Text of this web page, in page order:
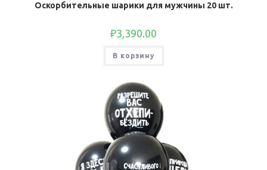
Оскорбительные шарики для мужчины 20 шт.
₽3,390.00
В корзину